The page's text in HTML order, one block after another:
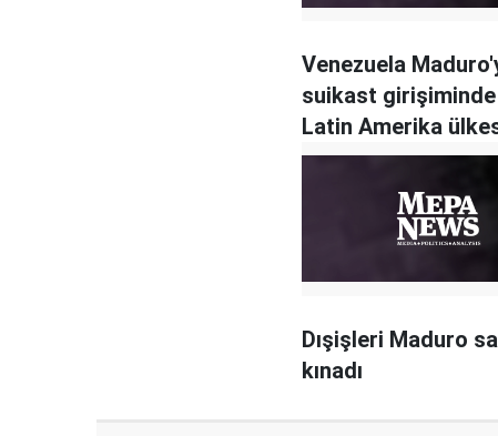
Venezuela
suikast
Latin Amerika
suçladı
Dışişleri Maduro
kınadı